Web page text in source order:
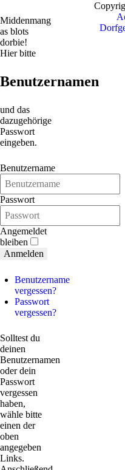
Middenmang
as blots
dorbie!
Hier bitte
Benutzernamen
und das
dazugehörige
Passwort
eingeben.
Benutzername
Passwort
Angemeldet
bleiben
Anmelden
Benutzername
vergessen?
Passwort
vergessen?
Solltest du
deinen
Benutzernamen
oder dein
Passwort
vergessen
haben,
wähle bitte
einen der
oben
angegeben
Links.